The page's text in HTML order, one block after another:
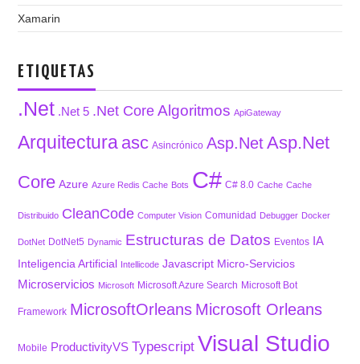
Xamarin
ETIQUETAS
.Net .Net 5 .Net Core Algoritmos ApiGateway
Arquitectura asc Asincrónico Asp.Net Asp.Net
Core Azure Azure Redis Cache Bots C# C# 8.0 Cache Cache
Distribuido CleanCode Computer Vision Comunidad Debugger Docker
DotNet DotNet5 Dynamic Estructuras de Datos Eventos IA
Inteligencia Artificial Intellicode Javascript Micro-Servicios
Microservicios Microsoft Microsoft Azure Search Microsoft Bot
Framework MicrosoftOrleans Microsoft Orleans
Mobile ProductivityVS Typescript Visual Studio